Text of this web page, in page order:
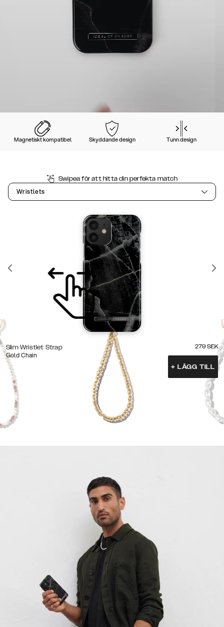
Magnetiskt kompatibel Skyddande design Tunn design
Swipea för att hitta din perfekta match
Wristlets
Slim Wristlet Strap
Gold Chain
279 SEK
+ LÄGG TILL